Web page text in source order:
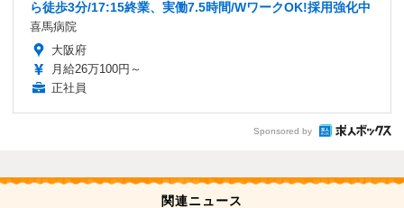
ら徒歩3分/17:15終業、実働7.5時間/WワークOK!採用強化中
喜馬病院
大阪府
月給26万100円～
正社員
Sponsored by
関連ニュース